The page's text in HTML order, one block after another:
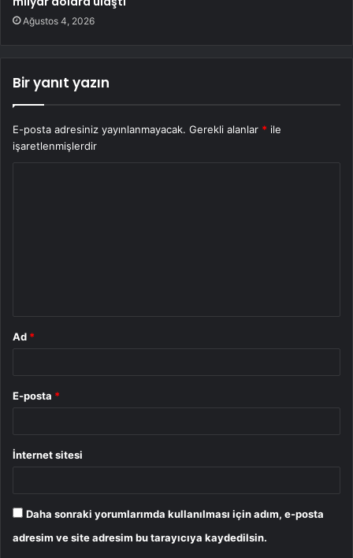
Ağustos 4, 2026
Bir yanıt yazın
E-posta adresiniz yayınlanmayacak. Gerekli alanlar * ile
işaretlenmişlerdir
Ad *
E-posta *
İnternet sitesi
Daha sonraki yorumlarımda kullanılması için adım, e-posta
adresim ve site adresim bu tarayıcıya kaydedilsin.